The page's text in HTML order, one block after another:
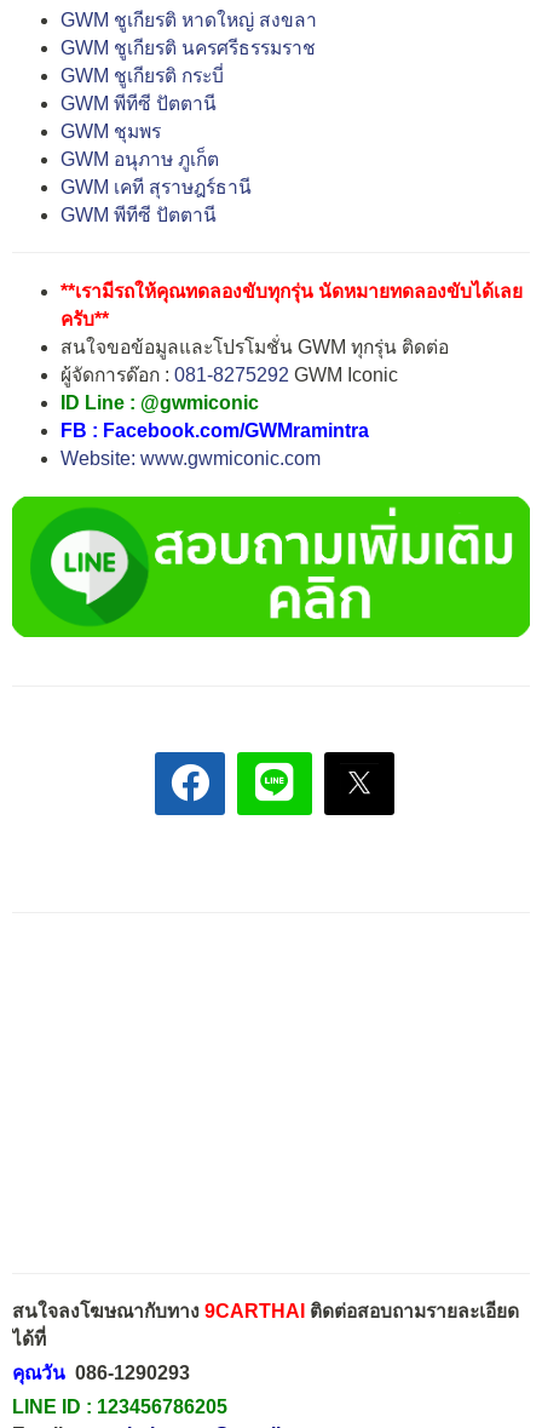
GWM ชูเกียรติ หาดใหญ่ สงขลา
GWM ชูเกียรติ นครศรีธรรมราช
GWM ชูเกียรติ กระบี่
GWM พีทีซี ปัตตานี
GWM ชุมพร
GWM อนุภาษ ภูเก็ต
GWM เคที สุราษฎร์ธานี
GWM พีทีซี ปัตตานี
**เรามีรถให้คุณทดลองขับทุกรุ่น นัดหมายทดลองขับได้เลย
ครับ**
สนใจขอข้อมูลและโปรโมชั่น GWM ทุกรุ่น ติดต่อ
ผู้จัดการด๊อก : 081-8275292 GWM Iconic
ID Line : @gwmiconic
FB : Facebook.com/GWMramintra
Website: www.gwmiconic.com
สนใจลงโฆษณากับทาง 9CARTHAI ติดต่อสอบถามรายละเอียด
ได้ที่
คุณวัน 086-1290293
LINE ID : 123456786205